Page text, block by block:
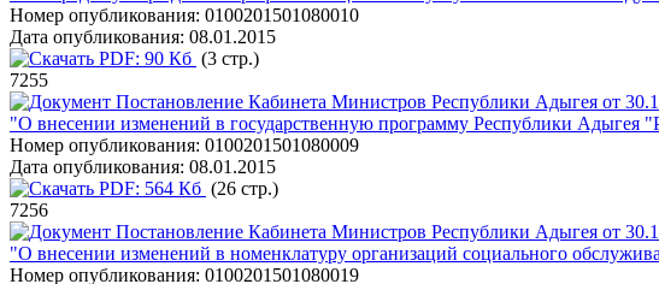
Номер опубликования: 0100201501080010
Дата опубликования: 08.01.2015
PDF: 90 Кб (3 стр.)
7255
Постановление Кабинета Министров Республики Адыгея от
"О внесении изменений в государственную программу Республики Адыгея
Номер опубликования: 0100201501080009
Дата опубликования: 08.01.2015
PDF: 564 Кб (26 стр.)
7256
Постановление Кабинета Министров Республики Адыгея от
"О внесении изменений в номенклатуру организаций социального
Номер опубликования: 0100201501080019